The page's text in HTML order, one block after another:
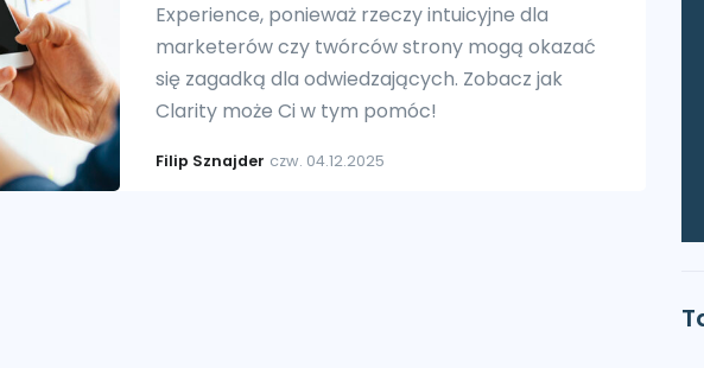
Experience, ponieważ rzeczy intuicyjne dla
marketerów czy twórców strony mogą okazać
się zagadką dla odwiedzających. Zobacz jak
Clarity może Ci w tym pomóc!
Filip Sznajder czw. 04.12.2025